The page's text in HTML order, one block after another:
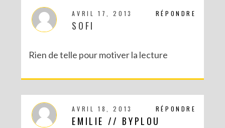
RÉPONDRE
AVRIL 17, 2013
SOFI
Rien de telle pour motiver la lecture
RÉPONDRE
AVRIL 18, 2013
EMILIE // BYPLOU